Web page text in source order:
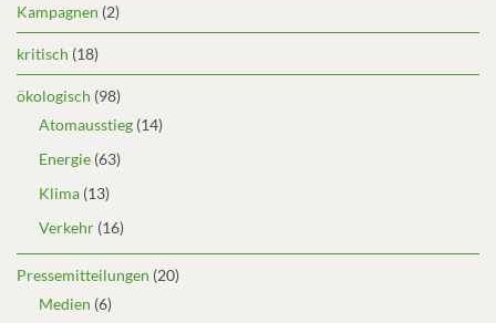
Kampagnen (2)
kritisch (18)
ökologisch (98)
Atomausstieg (14)
Energie (63)
Klima (13)
Verkehr (16)
Pressemitteilungen (20)
Medien (6)